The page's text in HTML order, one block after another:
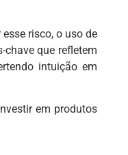
risco, o uso de
que refletem
intuição em
em produtos